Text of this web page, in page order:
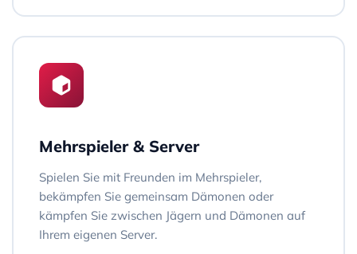
Mehrspieler & Server
Spielen Sie mit Freunden im Mehrspieler,
bekämpfen Sie gemeinsam Dämonen oder
kämpfen Sie zwischen Jägern und Dämonen auf
Ihrem eigenen Server.